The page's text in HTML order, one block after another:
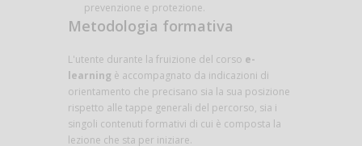
prevenzione e protezione.
Metodologia formativa
L'utente durante la fruizione del corso e-
learning è accompagnato da indicazioni di
orientamento che precisano sia la sua posizione
rispetto alle tappe generali del percorso, sia i
singoli contenuti formativi di cui è composta la
lezione che sta per iniziare.